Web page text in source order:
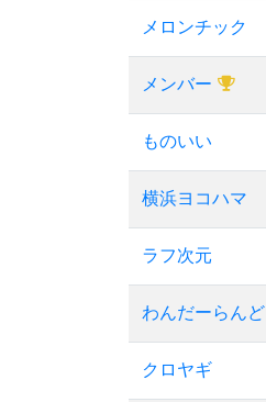
メロンチック
メンバー
ものいい
横浜ヨコハマ
ラフ次元
わんだーらんど
クロヤギ